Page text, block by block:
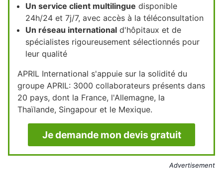
Un service client multilingue disponible
24h/24 et 7j/7, avec accès à la téléconsultation
Un réseau international d'hôpitaux et de
spécialistes rigoureusement sélectionnés pour
leur qualité
APRIL International s'appuie sur la solidité du
groupe APRIL: 3000 collaborateurs présents dans
20 pays, dont la France, l'Allemagne, la
Thaïlande, Singapour et le Mexique.
Je demande mon devis gratuit
Advertisement